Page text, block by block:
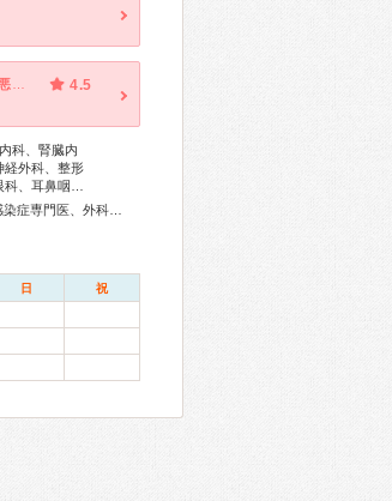
4.5
科、腎臓内
経外科、整形
科、耳鼻咽…
日 祝